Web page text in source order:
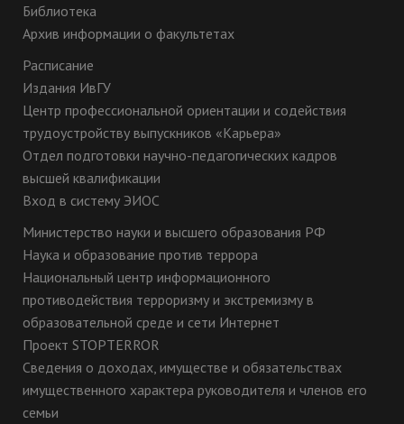
Библиотека
Архив информации о факультетах
Расписание
Издания ИвГУ
Центр профессиональной ориентации и содействия
трудоустройству выпускников «Карьера»
Отдел подготовки научно-педагогических кадров
высшей квалификации
Вход в систему ЭИОС
Министерство науки и высшего образования РФ
Наука и образование против террора
Национальный центр информационного
противодействия терроризму и экстремизму в
образовательной среде и сети Интернет
Проект STOPTERROR
Сведения о доходах, имуществе и обязательствах
имущественного характера руководителя и членов его
семьи